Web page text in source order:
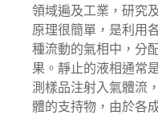
領域遍及工業，研究
原理很簡單，是利用
種流動的氣相中，分
果。靜止的液相通常
測樣品注射入氣體流
體的支持物，由於各